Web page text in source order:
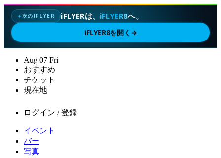
✦次のIFLYER iFLYERは、 iFLYER8へ。
iFLYER8を開く →
Aug 07 Fri
おすすめ
チケット
現在地
ログイン / 登録
イベント
バー
写真